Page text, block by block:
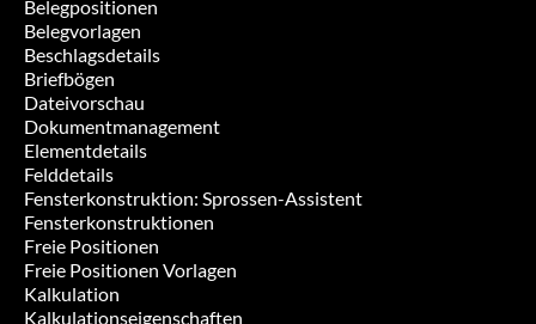
Belegpositionen
Belegvorlagen
Beschlagsdetails
Briefbögen
Dateivorschau
Dokumentmanagement
Elementdetails
Felddetails
Fensterkonstruktion: Sprossen-Assistent
Fensterkonstruktionen
Freie Positionen
Freie Positionen Vorlagen
Kalkulation
Kalkulationseigenschaften